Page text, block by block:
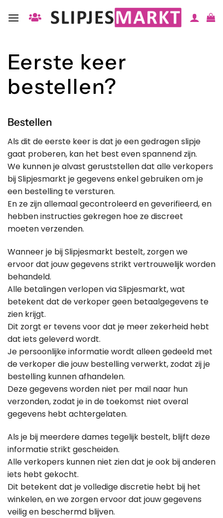
naar
Eerste keer
bestellen?
Bestellen
Als dit de eerste keer is dat je een gedragen slipje
gaat proberen, kan het best even spannend zijn.
We kunnen je alvast geruststellen dat alle verkopers
bij Slipjesmarkt je gegevens enkel gebruiken om je
een bestelling te versturen.
En ze zijn allemaal gecontroleerd en geverifieerd, en
hebben instructies gekregen hoe ze discreet
moeten verzenden.
Wanneer je bij Slipjesmarkt bestelt, zorgen we
ervoor dat jouw gegevens strikt vertrouwelijk worden
behandeld.
Alle betalingen verlopen via Slipjesmarkt, wat
betekent dat de verkoper geen betaalgegevens te
zien krijgt.
Dit zorgt er tevens voor dat je meer zekerheid hebt
dat iets geleverd wordt.
Je persoonlijke informatie wordt alleen gedeeld met
de verkoper die jouw bestelling verwerkt, zodat zij je
bestelling kunnen afhandelen.
Deze gegevens worden niet per mail naar hun
verzonden, zodat je in de toekomst niet overal
gegevens hebt achtergelaten.
Als je bij meerdere dames tegelijk bestelt, blijft deze
informatie strikt gescheiden.
Alle verkopers kunnen niet zien dat je ook bij anderen
iets hebt gekocht.
Dit betekent dat je volledige discretie hebt bij het
winkelen, en we zorgen ervoor dat jouw gegevens
veilig en beschermd blijven.